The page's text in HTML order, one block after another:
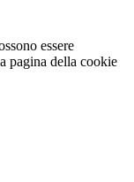
essere
pagina della cookie